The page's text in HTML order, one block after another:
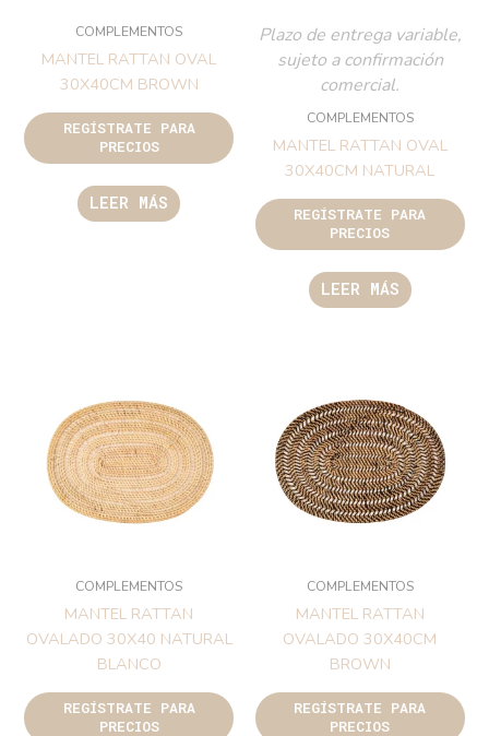
COMPLEMENTOS
MANTEL RATTAN OVAL
30X40CM BROWN
REGÍSTRATE PARA
PRECIOS
LEER MÁS
Plazo de entrega variable,
sujeto a confirmación
comercial.
COMPLEMENTOS
MANTEL RATTAN OVAL
30X40CM NATURAL
REGÍSTRATE PARA
PRECIOS
LEER MÁS
COMPLEMENTOS
MANTEL RATTAN
OVALADO 30X40 NATURAL
BLANCO
REGÍSTRATE PARA
PRECIOS
COMPLEMENTOS
MANTEL RATTAN
OVALADO 30X40CM
BROWN
REGÍSTRATE PARA
PRECIOS